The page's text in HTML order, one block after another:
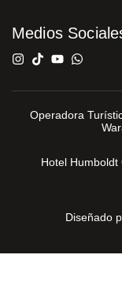
Medios
Operadora
Hotel
Diseñado